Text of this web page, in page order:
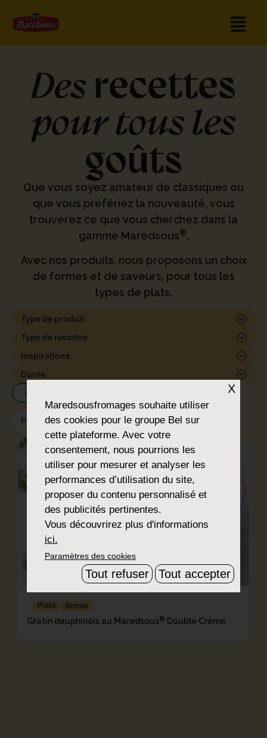
Des recettes
pour tous les
goûts
Que vous soyez amateur de classiques ou
que vous préfériez la nouveauté, vous
trouverez ce que vous cherchez dans la
gamme Maredsous®.
Avec nos produits, nous proposons un choix
de formes et de saveurs, pour tous les
types de plats.
Type de produit
Type de recettes
Inspirations
Durée
Plats x
Plats 80min
Gratin dauphinois au Maredsous® Double Crème
X
Maredsousfromages souhaite utiliser
des cookies pour le groupe Bel sur
cette plateforme. Avec votre
consentement, nous pourrions les
utiliser pour mesurer et analyser les
performances d’utilisation du site,
proposer du contenu personnalisé et
des publicités pertinentes.
Vous découvrirez plus d'informations
ici.
Paramètres des cookies
Tout refuser Tout accepter